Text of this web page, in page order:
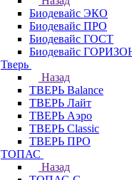
Биодевайс ЭКО
Биодевайс ПРО
Биодевайс ГОСТ
Биодевайс
Тверь
Назад
ТВЕРЬ Balance
ТВЕРЬ Лайт
ТВЕРЬ Аэро
ТВЕРЬ Classic
ТВЕРЬ ПРО
ТОПАС
Назад